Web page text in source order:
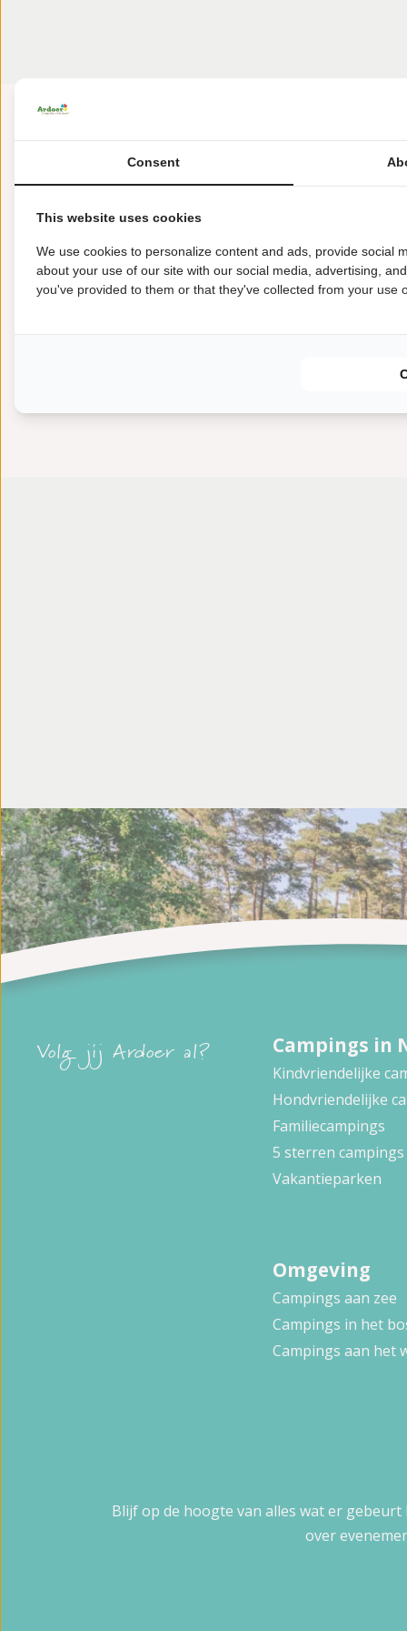
Amen 53
9446 TE Amen
+31 (0) 592-38 92 97
Volg jij Ardoer al? Campings in
Kindvriendelijke
Hondvriendelijke
Familiecampings
5 sterren campings
Vakantieparken
Omgeving
Campings aan zee
Campings in het
Campings aan het
Blijf op de hoogte van alles wat er
over
Consent
This website uses cookies
We use cookies to personalize content and ads, provide social
about your use of our site with our social media, advertising,
you've provided to them or that they've collected from your use